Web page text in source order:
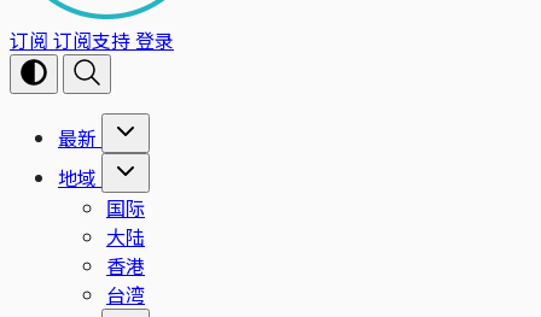
订阅 订阅支持登录
最新
地域
国际
大陆
香港
台湾